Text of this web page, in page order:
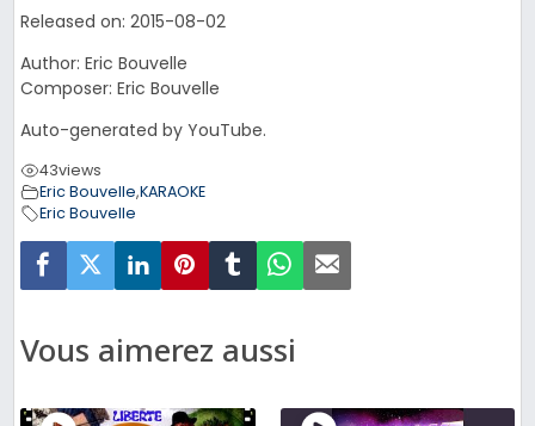
Released on: 2015-08-02
Author: Eric Bouvelle
Composer: Eric Bouvelle
Auto-generated by YouTube.
43views
Eric Bouvelle,KARAOKE
Eric Bouvelle
Vous aimerez aussi